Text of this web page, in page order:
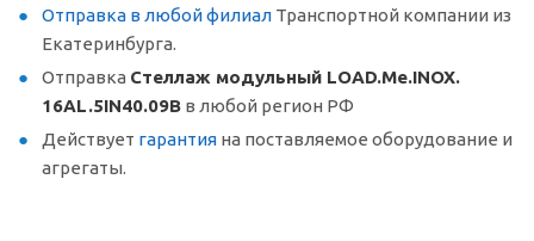
Отправка в любой филиал Транспортной компании из
Екатеринбурга.
Отправка Стеллаж модульный LOAD.Me.INOX.
16AL.5IN40.09B в любой регион РФ
Действует гарантия на поставляемое оборудование и
агрегаты.